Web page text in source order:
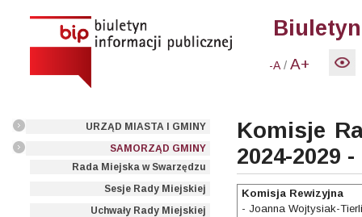
-A /A+
URZĄD MIASTA I GMINY
SAMORZĄD GMINY
Rada Miejska w Swarzędzu
Sesje Rady Miejskiej
Uchwały Rady Miejskiej
Komisje
2024-2029
Komisja Rewizyjna
- Joanna Wojtysiak-